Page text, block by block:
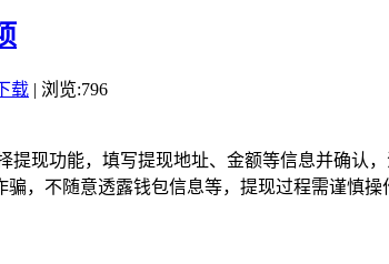
载 | 浏览:796
提现功能，填写提现地址、金额等信息并确认
，不随意透露钱包信息等，提现过程需谨慎操